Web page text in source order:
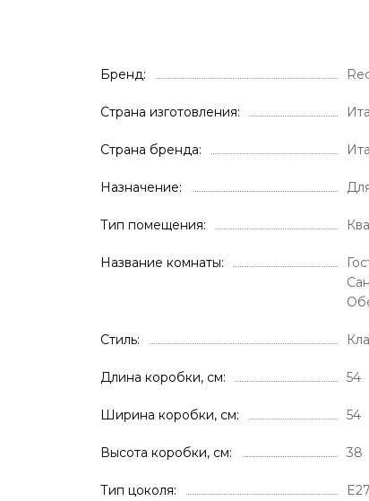
Бренд
Страна изготовления
Страна бренда
Назначение
Тип помещения
Название комнаты
Стиль
Длина коробки, см 54
Ширина коробки, см 54
Высота коробки, см 38
Тип цоколя E27